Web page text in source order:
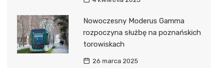
Nowoczesny Moderus Gamma
rozpoczyna służbę na poznańskich
torowiskach
26 marca 2025